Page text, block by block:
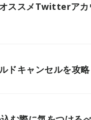
ススメTwitterア
ドキャンセルを攻略